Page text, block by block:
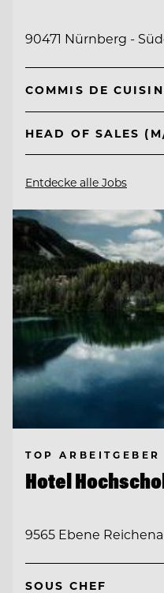
90471 Nürnberg -
COMMIS DE
HEAD OF SALES
Entdecke alle Jobs
TOP ARBEITGEBER
Hotel
9565 Ebene
SOUS CHEF